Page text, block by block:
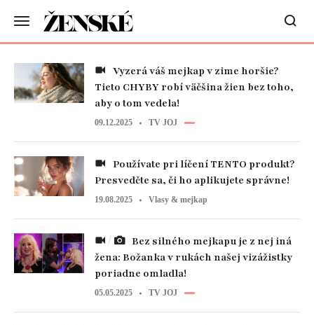
Tieto CHYBY robí väčšina žien bez toho,
aby o tom vedela!
09.12.2025 TV JOJ
Presvedčte sa, či ho aplikujete správne!
19.08.2025 Vlasy & mejkap
žena: Božanka v rukách našej vizážistky
poriadne omladla!
05.05.2025 TV JOJ